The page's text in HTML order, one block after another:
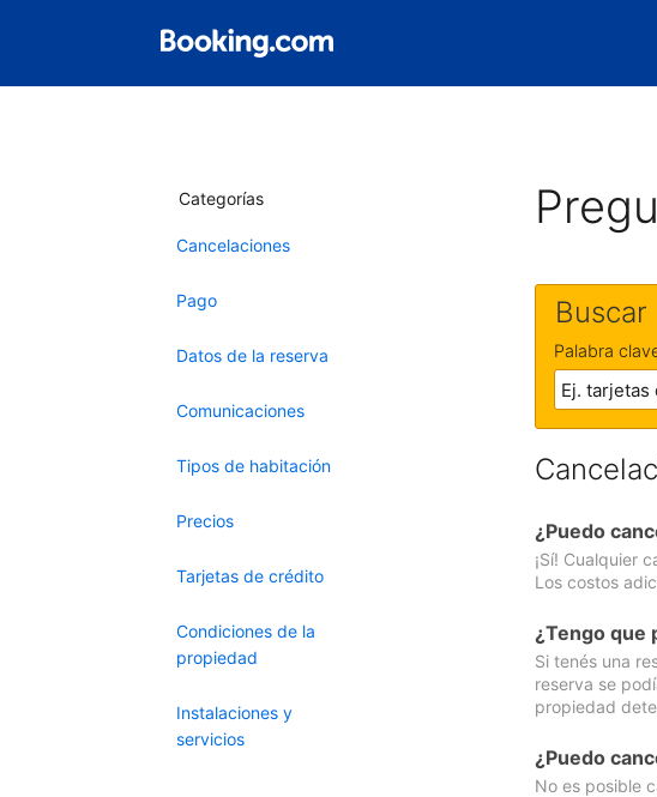
Categorías
Cancelaciones
Pago
Datos de la reserva
Comunicaciones
Tipos de habitación
Precios
Tarjetas de crédito
Condiciones de la
propiedad
Instalaciones y
servicios
Buscar
Palabra
¿Puedo
¡Sí! Cualquier
Los costos
¿Tengo que
Si tenés una
reserva se
propiedad
¿Puedo
No es posible